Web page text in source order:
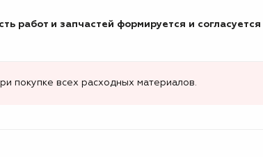
работ и запчастей формируется и
покупке всех расходных материалов.